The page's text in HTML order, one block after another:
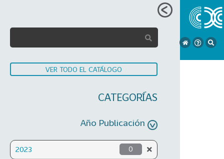
VER TODO EL CATÁLOGO
CATEGORÍAS
Año Publicación
2023 0